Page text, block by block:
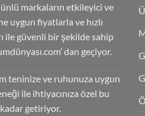
markaların etkileyici ve
uygun fiyatlarla ve hızlı
ile güvenli bir şekilde sahip
dan geçiyor.
teninize ve ruhunuza uygun
ile ihtiyacınıza özel bu
getiriyor.